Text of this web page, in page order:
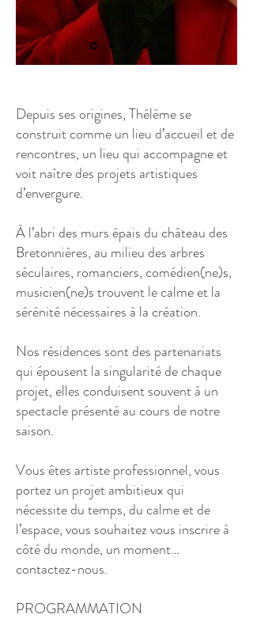
Depuis ses origines, Thélème se
construit comme un lieu d’accueil et de
rencontres, un lieu qui accompagne et
voit naître des projets artistiques
d’envergure.
À l’abri des murs épais du château des
Bretonnières, au milieu des arbres
séculaires, romanciers, comédien(ne)s,
musicien(ne)s trouvent le calme et la
sérénité nécessaires à la création.
Nos résidences sont des partenariats
qui épousent la singularité de chaque
projet, elles conduisent souvent à un
spectacle présenté au cours de notre
saison.
Vous êtes artiste professionnel, vous
portez un projet ambitieux qui
nécessite du temps, du calme et de
l’espace, vous souhaitez vous inscrire à
côté du monde, un moment…
contactez-nous.
PROGRAMMATION